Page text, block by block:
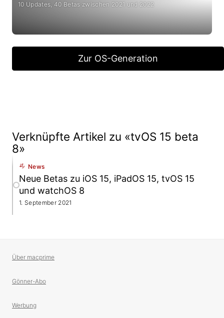
10 Updates, 40 Betas zwischen 2021 und 2022
Zur OS-Generation
Verknüpfte Artikel zu «tvOS 15 beta
8»
News
Neue Betas zu iOS 15, iPadOS 15, tvOS 15
und watchOS 8
1. September 2021
Über macprime
Gönner-Abo
Werbung